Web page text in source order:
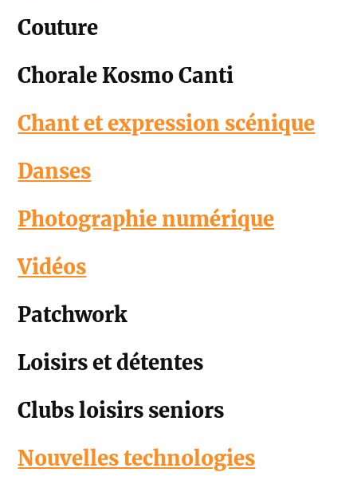
Couture
Chorale Kosmo Canti
Chant et expression scénique
Danses
Photographie numérique
Vidéos
Patchwork
Loisirs et détentes
Clubs loisirs seniors
Nouvelles technologies